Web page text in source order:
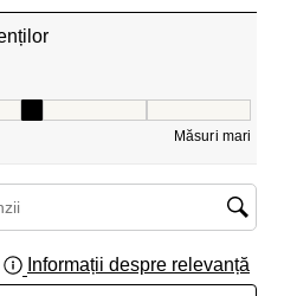
Măsuri mari
căutați regiunea
Informații despre relevanță